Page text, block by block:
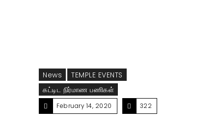
News
TEMPLE EVENTS
கட்டிட நிர்மாண பணிகள்
February 14, 2020 322